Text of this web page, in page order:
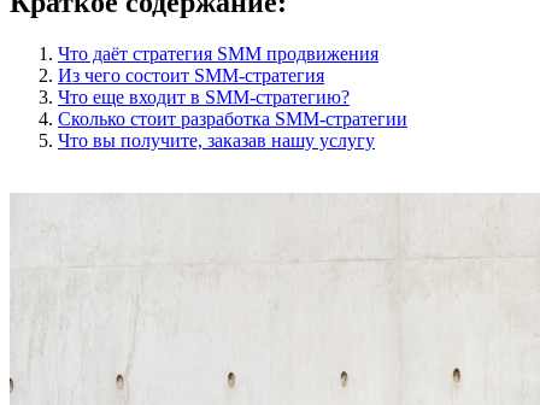
Что даёт стратегия SMM продвижения
Из чего состоит SMM-стратегия
Что еще входит в SMM-стратегию?
Сколько стоит разработка SMM-стратегии
Что вы получите, заказав нашу услугу